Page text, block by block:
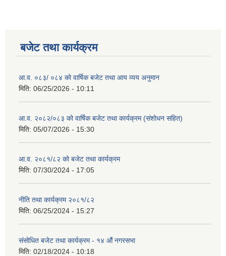
बजेट तथा कार्यक्रम
आ.व. ०८३/ ०८४ को वार्षिक बजेट तथा आय व्यय अनुमान
मिति: 06/25/2026 - 10:11
आ.व. २०८२/०८३ को वार्षिक बजेट तथा कार्यक्रम (संशोधन सहित)
मिति: 05/07/2026 - 15:30
आ.व. २०८१/८२ को बजेट तथा कार्यक्रम
मिति: 07/30/2024 - 17:05
नीति तथा कार्यक्रम २०८१/८२
मिति: 06/25/2024 - 15:27
संसोधित बजेट तथा कार्यक्रम - १४ औं नगरसभा
मिति: 02/18/2024 - 10:18